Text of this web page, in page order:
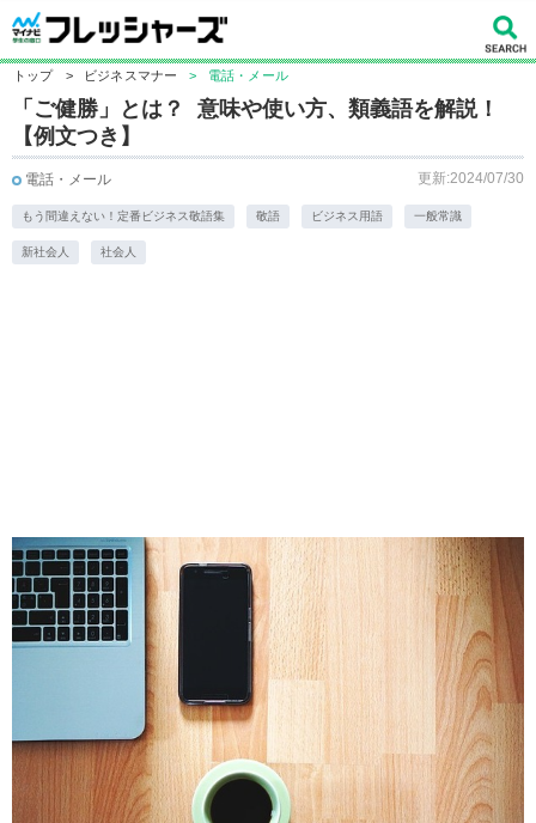
トップ > ビジネスマナー > 電話・メール
「ご健勝」とは？ 意味や使い方、類義語を解説！
【例文つき】
電話・メール 更新:2024/07/30
もう間違えない！定番ビジネス敬語集 敬語 ビジネス用語 一般常識
新社会人 社会人